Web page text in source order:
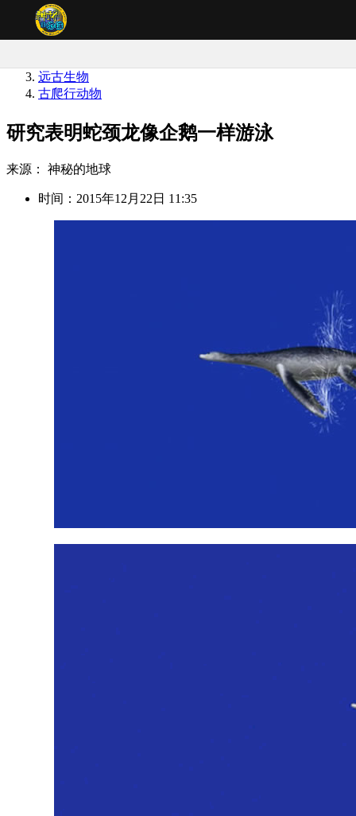
远古生物
古爬行动物
研究表明蛇颈龙像企鹅一样游泳
来源： 神秘的地球
时间：2015年12月22日 11:35